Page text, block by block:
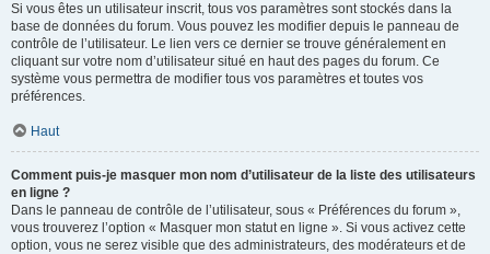
Si vous êtes un utilisateur inscrit, tous vos paramètres sont stockés dans la
base de données du forum. Vous pouvez les modifier depuis le panneau de
contrôle de l’utilisateur. Le lien vers ce dernier se trouve généralement en
cliquant sur votre nom d’utilisateur situé en haut des pages du forum. Ce
système vous permettra de modifier tous vos paramètres et toutes vos
préférences.
Haut
Comment puis-je masquer mon nom d’utilisateur de la liste des utilisateurs
en ligne ?
Dans le panneau de contrôle de l’utilisateur, sous « Préférences du forum »,
vous trouverez l’option « Masquer mon statut en ligne ». Si vous activez cette
option, vous ne serez visible que des administrateurs, des modérateurs et de